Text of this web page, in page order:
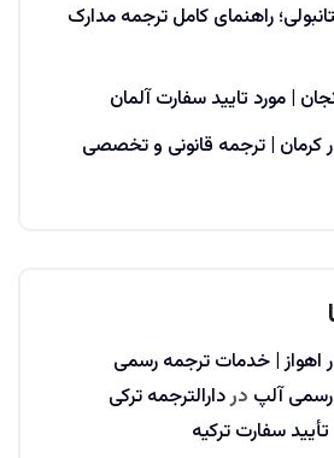
راهنمای کامل ترجمه مدارک
| مورد تایید سفارت آلمان
کرمان | ترجمه قانونی و تخصصی
اهواز | خدمات ترجمه رسمی
رسمی آلپ دردارالترجمه ترکی
تأیید سفارت ترکیه